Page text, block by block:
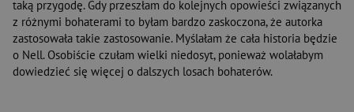
taką przygodę. Gdy przeszłam do kolejnych opowieści związanych
z różnymi bohaterami to byłam bardzo zaskoczona, że autorka
zastosowała takie zastosowanie. Myślałam że cała historia będzie
o Nell. Osobiście czułam wielki niedosyt, ponieważ wolałabym
dowiedzieć się więcej o dalszych losach bohaterów.